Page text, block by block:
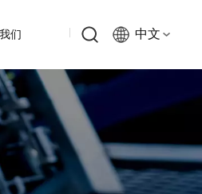
们 中文
English
Русский
Español